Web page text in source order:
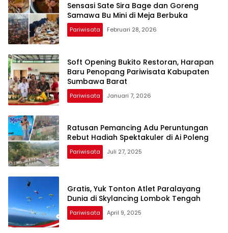
Sensasi Sate Sira Bage dan Goreng
Samawa Bu Mini di Meja Berbuka
Pariwisata Februari 28, 2026
Soft Opening Bukito Restoran, Harapan
Baru Penopang Pariwisata Kabupaten
Sumbawa Barat
Pariwisata Januari 7, 2026
Ratusan Pemancing Adu Peruntungan
Rebut Hadiah Spektakuler di Ai Poleng
Pariwisata Juli 27, 2025
Gratis, Yuk Tonton Atlet Paralayang
Dunia di Skylancing Lombok Tengah
Pariwisata April 9, 2025